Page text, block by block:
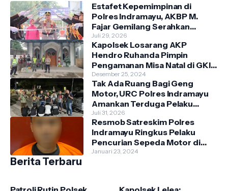
Estafet Kepemimpinan di
Polres Indramayu, AKBP M.
Fajar Gemilang Serahkan
Tongkat Komando Kepada
AKBP Prianggo. P.M.
Juli 29, 2026
Kapolsek Losarang AKP
Hendro Ruhanda Pimpin
Pengamanan Misa Natal di GKI
Krimun
Desember 25, 2024
Tak Ada Ruang Bagi Geng
Motor, URC Polres Indramayu
Amankan Terduga Pelaku
Pengrusakan Warung Warga di
Wilayah Kecamatan Tukdana
Juli 31, 2026
Resmob Satreskim Polres
Indramayu Ringkus Pelaku
Pencurian Sepeda Motor di
Dusun Tenong, Kecamatan
Januari 23, 2024
Berita Terbaru